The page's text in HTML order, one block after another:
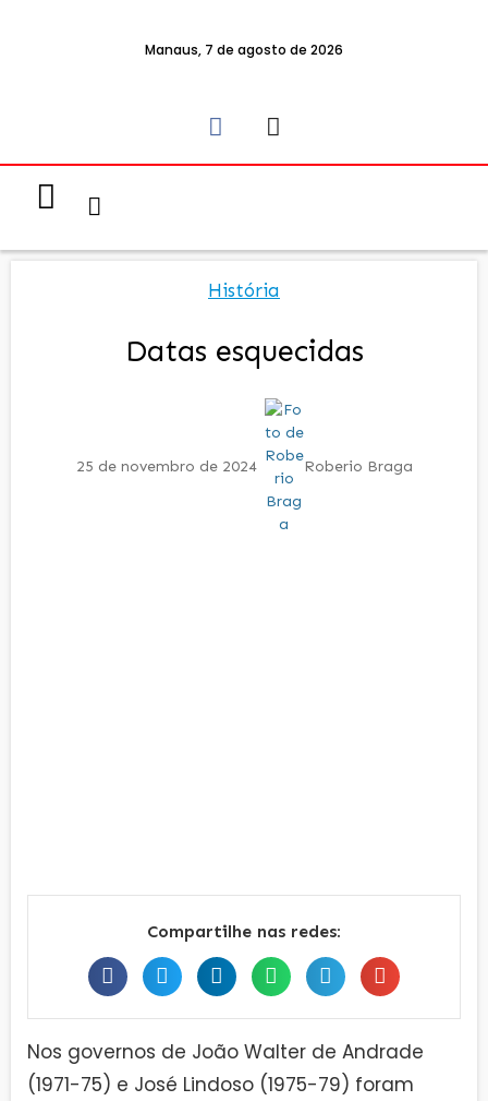
Manaus, 7 de agosto de 2026
História
Datas esquecidas
25 de novembro de 2024 Roberio Braga
Compartilhe nas redes:
Nos governos de João Walter de Andrade
(1971-75) e José Lindoso (1975-79) foram